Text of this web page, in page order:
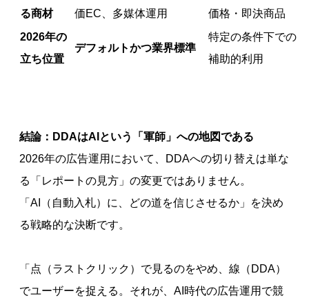
る商材
価EC、多媒体運用
価格・即決商品
2026年の
立ち位置
デフォルトかつ業界標準
特定の条件下での
補助的利用
結論：DDAはAIという「軍師」への地図である
2026年の広告運用において、DDAへの切り替えは単な
る「レポートの見方」の変更ではありません。
「AI（自動入札）に、どの道を信じさせるか」を決め
る戦略的な決断です。
「点（ラストクリック）で見るのをやめ、線（DDA）
でユーザーを捉える。それが、AI時代の広告運用で競